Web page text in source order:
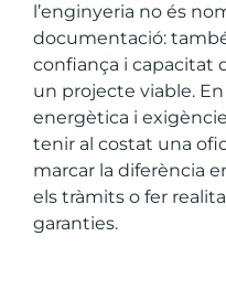
l’enginyeria no és
documentació:
confiança i capacitat
un projecte viable.
energètica i
tenir al costat una
marcar la diferència
els tràmits o fer
garanties.